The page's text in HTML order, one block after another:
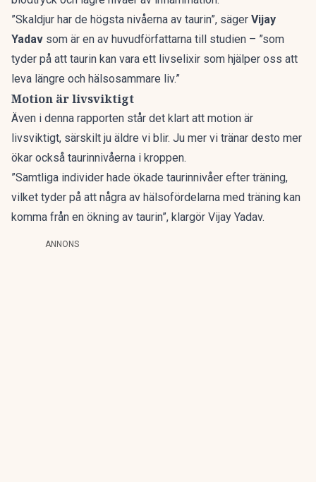
”Skaldjur har de högsta nivåerna av taurin”, säger Vijay
Yadav som är en av huvudförfattarna till studien – ”som
tyder på att taurin kan vara ett livselixir som hjälper oss att
leva längre och hälsosammare liv.”
Motion är livsviktigt
Även i denna rapporten står det klart att motion är
livsviktigt, särskilt ju äldre vi blir. Ju mer vi tränar desto mer
ökar också taurinnivåerna i kroppen.
”Samtliga individer hade ökade taurinnivåer efter träning,
vilket tyder på att några av hälsofördelarna med träning kan
komma från en ökning av taurin”, klargör Vijay Yadav.
ANNONS